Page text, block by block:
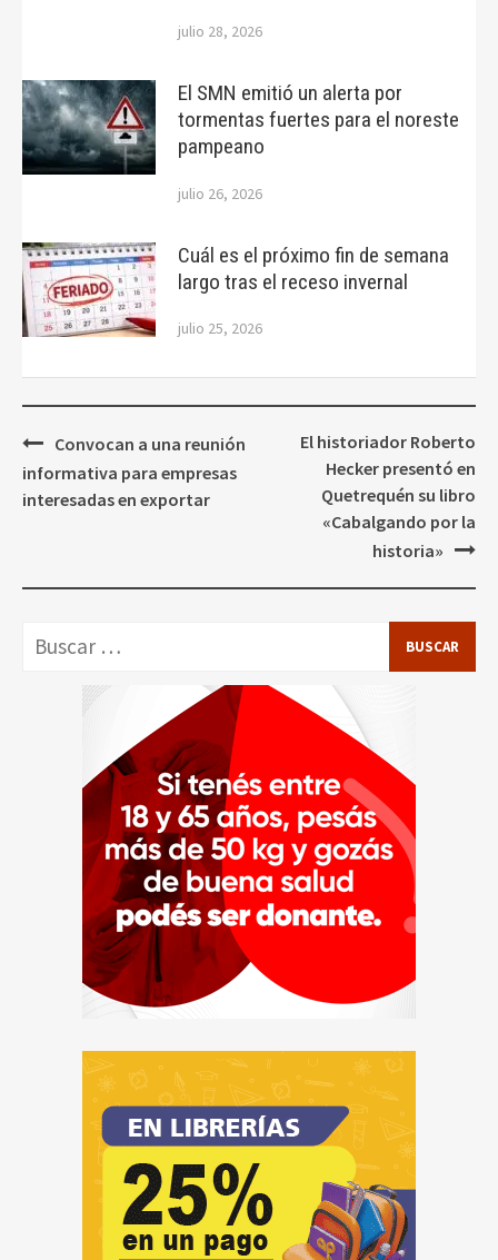
julio 28, 2026
El SMN emitió un alerta por
tormentas fuertes para el noreste
pampeano
julio 26, 2026
Cuál es el próximo fin de semana
largo tras el receso invernal
julio 25, 2026
Navegación
de
entradas
Convocan a una reunión
informativa para empresas
interesadas en exportar
El historiador Roberto
Hecker presentó en
Quetrequén su libro
«Cabalgando por la
historia»
Buscar: